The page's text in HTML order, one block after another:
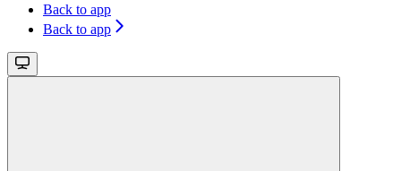
Back to app
Back to app